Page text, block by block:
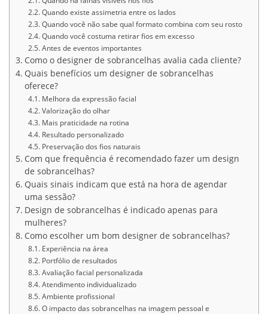
Quando existe assimetria entre os lados
Quando você não sabe qual formato combina com seu rosto
Quando você costuma retirar fios em excesso
Antes de eventos importantes
Como o designer de sobrancelhas avalia cada cliente?
Quais benefícios um designer de sobrancelhas
oferece?
Melhora da expressão facial
Valorização do olhar
Mais praticidade na rotina
Resultado personalizado
Preservação dos fios naturais
Com que frequência é recomendado fazer um design
de sobrancelhas?
Quais sinais indicam que está na hora de agendar
uma sessão?
Design de sobrancelhas é indicado apenas para
mulheres?
Como escolher um bom designer de sobrancelhas?
Experiência na área
Portfólio de resultados
Avaliação facial personalizada
Atendimento individualizado
Ambiente profissional
O impacto das sobrancelhas na imagem pessoal e